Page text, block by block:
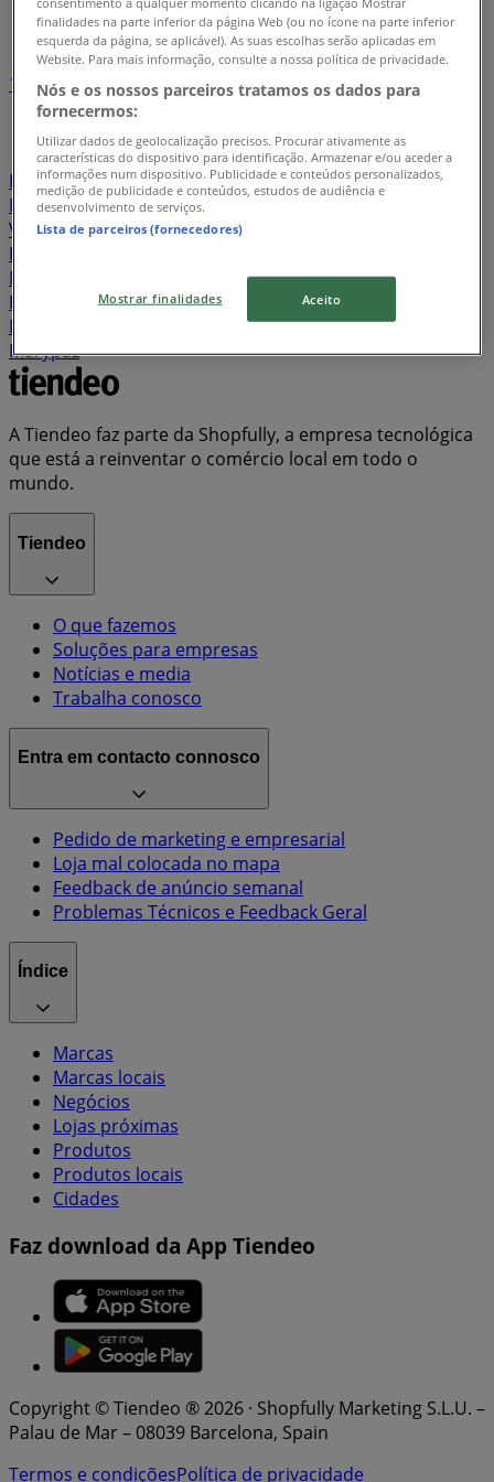
Índice de lojas em Oeiras
1 345
19
Lidl
Pingo Doce Continente CTT
Aldi
Intermarché
Worten Bricomarché Recheio
MEO
Millennium Bcp
Minipreço
Vodafone
Espaço Casa
Miranda Supermercados
Banco BPI
Maxmat
Radio Popular
Belita Supermercados
Pandora
STIHL ZARA GALP Agriloja
Note!
JOM Staples MO
Coviran
Marypaz
A Tiendeo faz parte da Shopfully, a empresa tecnológica
que está a reinventar o comércio local em todo o
mundo.
Tiendeo
O que fazemos
Soluções para empresas
Notícias e media
Trabalha conosco
Entra em contacto connosco
Pedido de marketing e empresarial
Loja mal colocada no mapa
Feedback de anúncio semanal
Problemas Técnicos e Feedback Geral
Índice
Marcas
Marcas locais
Negócios
Lojas próximas
Produtos
Produtos locais
Cidades
Faz download da App Tiendeo
Copyright © Tiendeo ® 2026 · Shopfully Marketing S.L.U. –
Palau de Mar – 08039 Barcelona, Spain
Termos e condiçõesPolítica de privacidade
finalidades na parte inferior da página Web (ou no ícone na parte inferior
esquerda da página, se aplicável). As suas escolhas serão aplicadas em
Website. Para mais informação, consulte a nossa política de privacidade.
Nós e os nossos parceiros tratamos os dados para
fornecermos:
Utilizar dados de geolocalização precisos. Procurar ativamente as
características do dispositivo para identificação. Armazenar e/ou aceder a
informações num dispositivo. Publicidade e conteúdos personalizados,
medição de publicidade e conteúdos, estudos de audiência e
desenvolvimento de serviços.
Lista de parceiros (fornecedores)
Mostrar finalidades Aceito